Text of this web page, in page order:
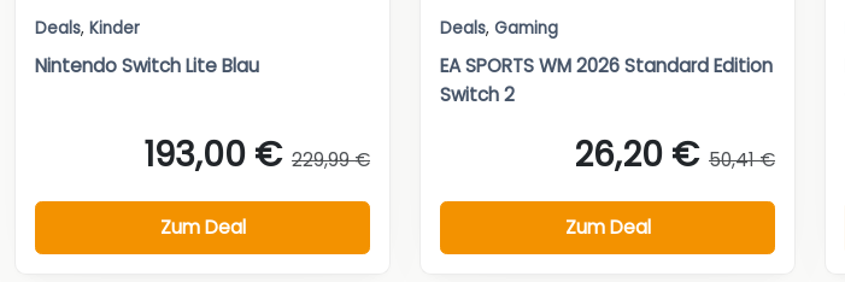
Deals, Kinder
Nintendo Switch Lite Blau
193,00 € 229,99 €
Zum Deal
Deals, Gaming
EA SPORTS WM 2026 Standard Edition
Switch 2
26,20 € 50,41 €
Zum Deal